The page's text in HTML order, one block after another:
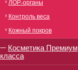
ЛОР-органы
Контроль веса
Кожный покров
Косметика Премиум
класса